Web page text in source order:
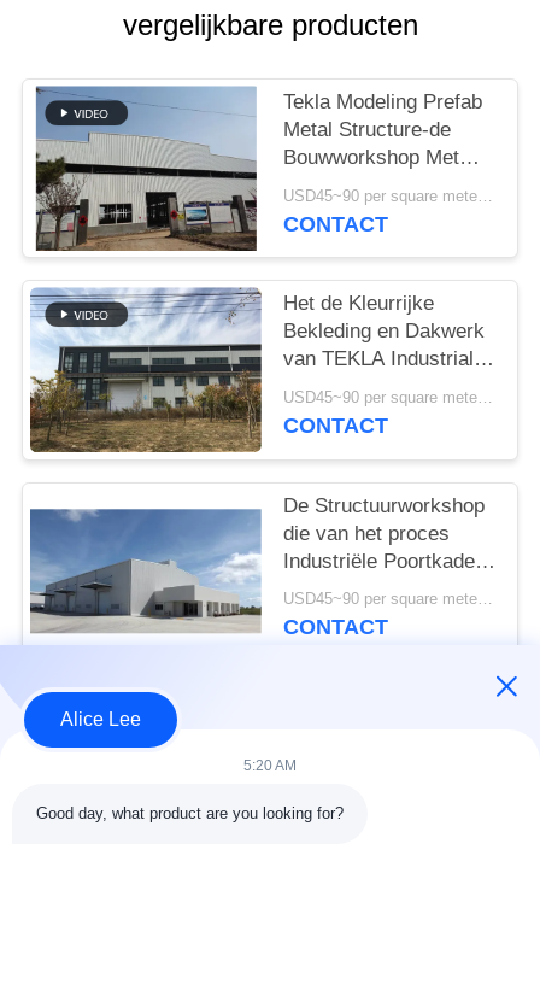
PRIVACYBELEID
vergelijkbare producten
Tekla Modeling Prefab
Metal Structure-de
Bouwworkshop Met
hoge weerstand
USD45~90 per square meter MOQ:1000 vierkante meter
CONTACT
Het de Kleurrijke
Bekleding en Dakwerk
van TEKLA Industrial
Metal Workshop
Building
USD45~90 per square meter MOQ:1000 vierkante meter
CONTACT
De Structuurworkshop
die van het proces
Industriële Poortkader
PEB ISO-Norm bouwenUSD45~90 per square meter MOQ:1000 vierkante meter
CONTACT
populaire categorieën
de bouw van de
De Workshop van de
Alice Lee
5:20 AM
Good day, what product are you looking for?